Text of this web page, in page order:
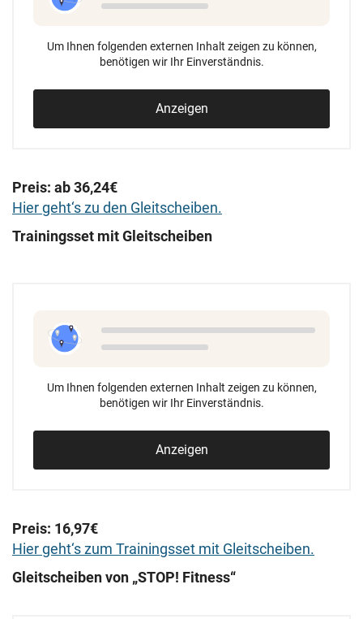
Um Ihnen folgenden externen Inhalt zeigen zu können,
benötigen wir Ihr Einverständnis.
Anzeigen
Preis: ab 36,24€
Hier geht‘s zu den Gleitscheiben.
Trainingsset mit Gleitscheiben
Um Ihnen folgenden externen Inhalt zeigen zu können,
benötigen wir Ihr Einverständnis.
Anzeigen
Preis: 16,97€
Hier geht‘s zum Trainingsset mit Gleitscheiben.
Gleitscheiben von „STOP! Fitness“